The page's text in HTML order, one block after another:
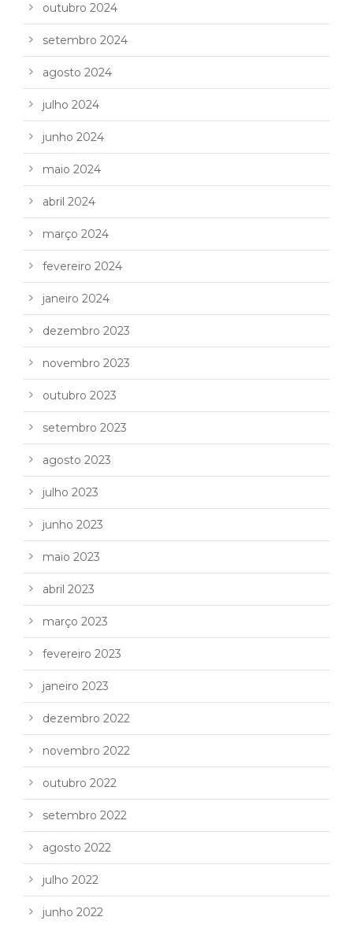
outubro 2024
setembro 2024
agosto 2024
julho 2024
junho 2024
maio 2024
abril 2024
março 2024
fevereiro 2024
janeiro 2024
dezembro 2023
novembro 2023
outubro 2023
setembro 2023
agosto 2023
julho 2023
junho 2023
maio 2023
abril 2023
março 2023
fevereiro 2023
janeiro 2023
dezembro 2022
novembro 2022
outubro 2022
setembro 2022
agosto 2022
julho 2022
junho 2022